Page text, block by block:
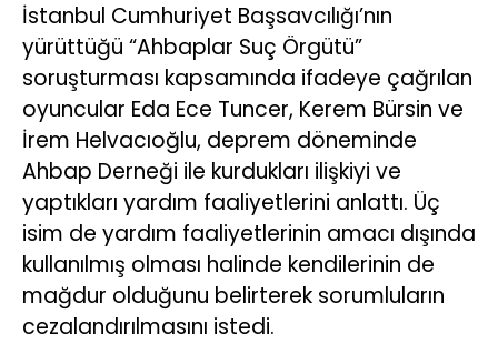
İstanbul Cumhuriyet Başsavcılığı’nın
yürüttüğü “Ahbaplar Suç Örgütü”
soruşturması kapsamında ifadeye çağrılan
oyuncular Eda Ece Tuncer, Kerem Bürsin ve
İrem Helvacıoğlu, deprem döneminde
Ahbap Derneği ile kurdukları ilişkiyi ve
yaptıkları yardım faaliyetlerini anlattı. Üç
isim de yardım faaliyetlerinin amacı dışında
kullanılmış olması halinde kendilerinin de
mağdur olduğunu belirterek sorumluların
cezalandırılmasını istedi.